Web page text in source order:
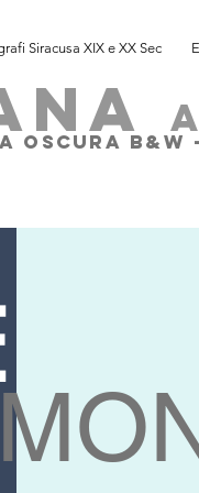
Siracusa XIX e XX Sec
OSCURA B&W